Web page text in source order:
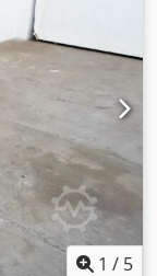
1 / 5